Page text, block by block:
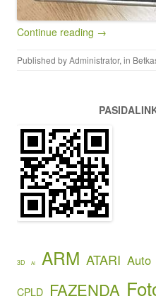
Continue reading →
Published byAdministrator, in
3D AI ARM ATARI Auto
CPLD FAZENDA